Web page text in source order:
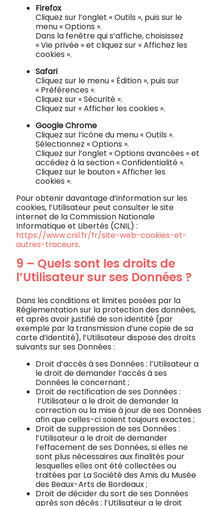
Firefox
Cliquez sur l’onglet « Outils », puis sur le
menu « Options ».
Dans la fenêtre qui s’affiche, choisissez
« Vie privée » et cliquez sur « Affichez les
cookies ».
Safari
Cliquez sur le menu « Édition », puis sur
« Préférences ».
Cliquez sur « Sécurité ».
Cliquez sur « Afficher les cookies ».
Google Chrome
Cliquez sur l’icône du menu « Outils ».
Sélectionnez « Options ».
Cliquez sur l’onglet « Options avancées » et
accédez à la section « Confidentialité ».
Cliquez sur le bouton « Afficher les
cookies ».
Pour obtenir davantage d’information sur les
cookies, l’Utilisateur peut consulter le site
internet de la Commission Nationale
Informatique et Libertés (CNIL) :
https://www.cnil.fr/fr/site-web-cookies-et-
autres-traceurs.
9 – Quels sont les droits de
l’Utilisateur sur ses Données ?
Dans les conditions et limites posées par la
Réglementation sur la protection des données,
et après avoir justifié de son identité (par
exemple par la transmission d’une copie de sa
carte d’identité), l’Utilisateur dispose des droits
suivants sur ses Données :
Droit d’accès à ses Données : l’Utilisateur a
le droit de demander l’accès à ses
Données le concernant ;
Droit de rectification de ses Données :
l’Utilisateur a le droit de demander la
correction ou la mise à jour de ses Données
afin que celles-ci soient toujours exactes ;
Droit de suppression de ses Données :
l’Utilisateur a le droit de demander
l’effacement de ses Données, si elles ne
sont plus nécessaires aux finalités pour
lesquelles elles ont été collectées ou
traitées par La Société des Amis du Musée
des Beaux-Arts de Bordeaux ;
Droit de décider du sort de ses Données
après son décès : l’Utilisateur a le droit